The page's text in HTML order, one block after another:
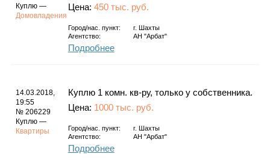
Куплю —
Домовладения
Цена: 450 тыс. руб.
Город/нас. пункт: г.
Шахты
Агентство:
АН "Арбат"
Подробнее
14.03.2018,
19:55
№ 206229
Куплю —
Квартиры
Куплю 1 комн. кв-ру, только у собственника.
Цена: 1000 тыс. руб.
Город/нас. пункт: г.
Шахты
Агентство:
АН "Арбат"
Подробнее